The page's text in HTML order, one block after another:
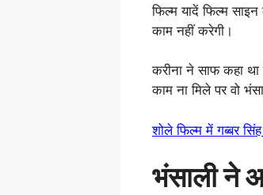
फिल्म यादें फिल्म
काम नहीं करेगी।
करीना ने साफ कहा
काम ना मिले पर वो
शोले फिल्म में गब्बर
भंसाली ने